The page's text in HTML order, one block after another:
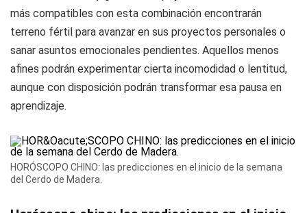
más compatibles con esta combinación encontrarán
terreno fértil para avanzar en sus proyectos personales o
sanar asuntos emocionales pendientes. Aquellos menos
afines podrán experimentar cierta incomodidad o lentitud,
aunque con disposición podrán transformar esa pausa en
aprendizaje.
HORÓSCOPO CHINO: las predicciones en el inicio de la semana
del Cerdo de Madera.